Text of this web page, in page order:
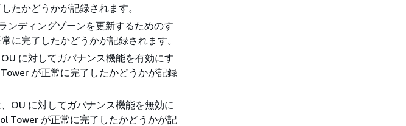
たかどうかが記録されます。
ンディングゾーンを更新するためのす
に完了したかどうかが記録されます。
に対してガバナンス機能を有効にす
が正常に完了したかどうかが記録
OU に対してガバナンス機能を無効に
Tower が正常に完了したかどうかが記